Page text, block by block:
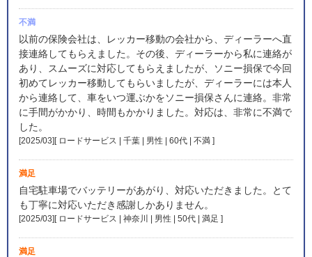
不満
以前の保険会社は、レッカー移動の会社から、ディーラーへ直
接連絡してもらえました。その後、ディーラーから私に連絡が
あり、スムーズに対応してもらえましたが、ソニー損保で今回
初めてレッカー移動してもらいましたが、ディーラーには本人
から連絡して、車をいつ運ぶかをソニー損保さんに連絡。非常
に手間がかかり、時間もかかりました。対応は、非常に不満で
した。
[2025/03][ ロードサービス | 千葉 | 男性 | 60代 | 不満 ]
満足
自宅駐車場でバッテリーがあがり、対応いただきました。とて
も丁寧に対応いただき感謝しかありません。
[2025/03][ ロードサービス | 神奈川 | 男性 | 50代 | 満足 ]
満足